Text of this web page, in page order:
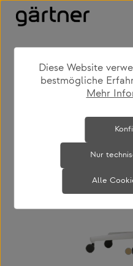
Zum Hauptinhalt springen
shop produkte
Bildergalerie überspringen
Diese Website
bestmögliche
Mehr
Nur
Alle